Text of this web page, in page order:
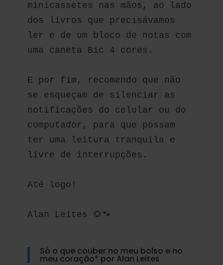
minicassetes nas mãos, ao lado
dos livros que precisávamos
ler e de um bloco de notas com
uma caneta Bic 4 cores.
E por fim, recomendo que não
se esqueçam de silenciar as
notificações do celular ou do
computador, para que possam
ter uma leitura tranquila e
livre de interrupções.
Até logo!
Alan Leites 🌻🐾
Só o que couber no meu bolso e no
meu coração* por Alan Leites